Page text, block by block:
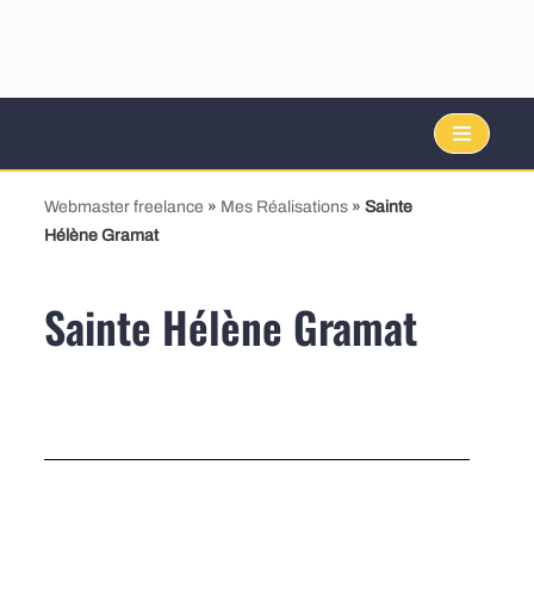
contenu
Webmaster freelance » Mes Réalisations »Sainte
Hélène Gramat
Sainte Hélène Gramat